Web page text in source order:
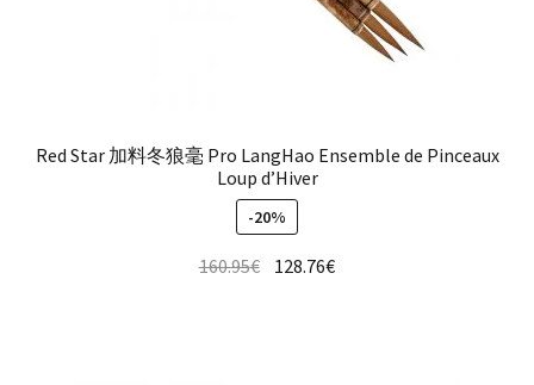
Red Star 加料冬狼毫 Pro LangHao Ensemble de Pinceaux
Loup d’Hiver
-20%
160.95€ 128.76€